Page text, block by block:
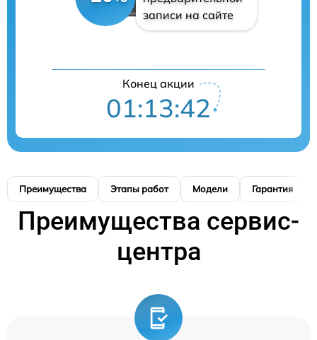
записи на сайте
Конец акции
01:13:41
Преимущества Этапы работ Модели Гарантия
Преимущества сервис-
центра